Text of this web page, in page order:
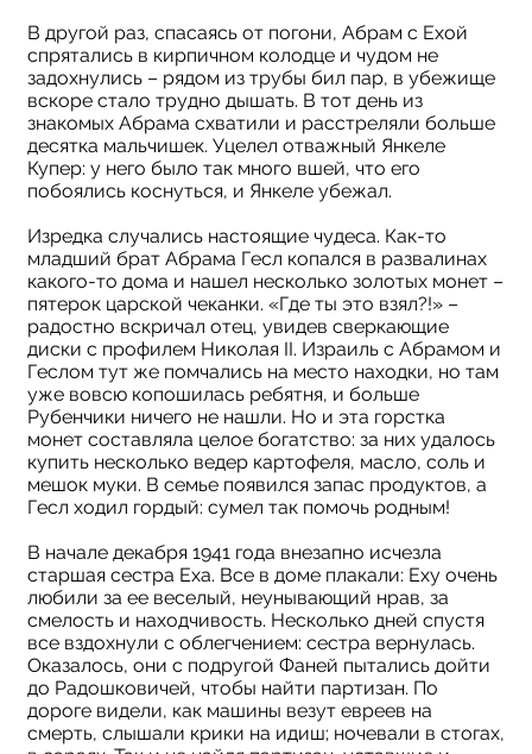
В другой раз, спасаясь от погони, Абрам с Ехой
спрятались в кирпичном колодце и чудом не
задохнулись – рядом из трубы бил пар, в убежище
вскоре стало трудно дышать. В тот день из
знакомых Абрама схватили и расстреляли больше
десятка мальчишек. Уцелел отважный Янкеле
Купер: у него было так много вшей, что его
побоялись коснуться, и Янкеле убежал.
Изредка случались настоящие чудеса. Как-то
младший брат Абрама Гесл копался в развалинах
какого-то дома и нашел несколько золотых монет –
пятерок царской чеканки. «Где ты это взял?!» –
радостно вскричал отец, увидев сверкающие
диски с профилем Николая II. Израиль с Абрамом и
Геслом тут же помчались на место находки, но там
уже вовсю копошилась ребятня, и больше
Рубенчики ничего не нашли. Но и эта горстка
монет составляла целое богатство: за них удалось
купить несколько ведер картофеля, масло, соль и
мешок муки. В семье появился запас продуктов, а
Гесл ходил гордый: сумел так помочь родным!
В начале декабря 1941 года внезапно исчезла
старшая сестра Еха. Все в доме плакали: Еху очень
любили за ее веселый, неунывающий нрав, за
смелость и находчивость. Несколько дней спустя
все вздохнули с облегчением: сестра вернулась.
Оказалось, они с подругой Фаней пытались дойти
до Радошковичей, чтобы найти партизан. По
дороге видели, как машины везут евреев на
смерть, слышали крики на идиш; ночевали в стогах,